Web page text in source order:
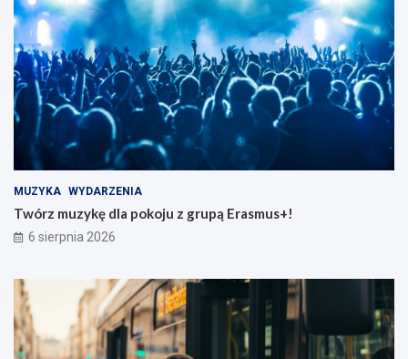
MUZYKA WYDARZENIA
Twórz muzykę dla pokoju z grupą Erasmus+!
6 sierpnia 2026